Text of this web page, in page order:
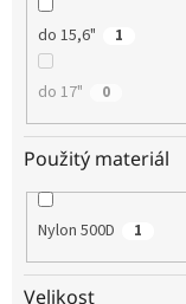
do 15,6" 1
do 17" 0
Použitý materiál
Nylon 500D 1
Velikost